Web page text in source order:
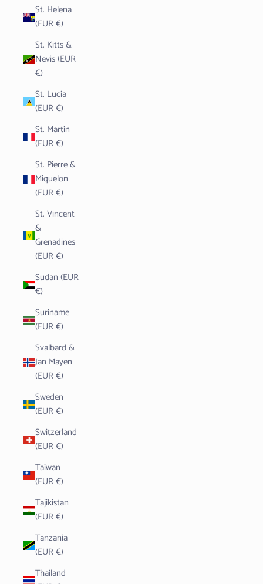
St. Helena
(EUR €)
St. Kitts &
Nevis (EUR
€)
St. Lucia
(EUR €)
St. Martin
(EUR €)
St. Pierre &
Miquelon
(EUR €)
St. Vincent
&
Grenadines
(EUR €)
Sudan (EUR
€)
Suriname
(EUR €)
Svalbard &
Jan Mayen
(EUR €)
Sweden
(EUR €)
Switzerland
(EUR €)
Taiwan
(EUR €)
Tajikistan
(EUR €)
Tanzania
(EUR €)
Thailand